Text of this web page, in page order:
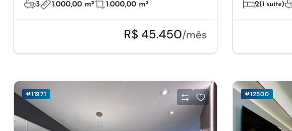
3 1.000,00 m² 1.000,00 m²
R$ 45.450/mês
2(1 suíte)
#11971 #12500